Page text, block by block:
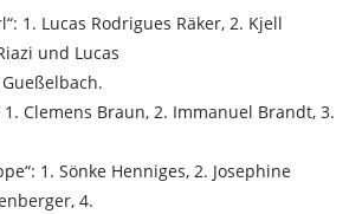
1. Lucas Rodrigues Räker, 2. Kjell
und Lucas
Gueßelbach.
1. Clemens Braun, 2. Immanuel Brandt, 3.
1. Sönke Henniges, 2. Josephine
4.